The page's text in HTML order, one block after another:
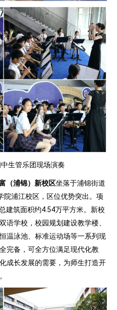
生管乐团现场演奏
（浦锦）新校区坐落于浦锦街道
浦江校区，区位优势突出。项
建筑面积约4.54万平方米。新校
语学校，校园规划建设教学楼、
温泳池、标准运动场等一系列现
完备，可全方位满足现代化教
成长发展的需要，为师生打造开